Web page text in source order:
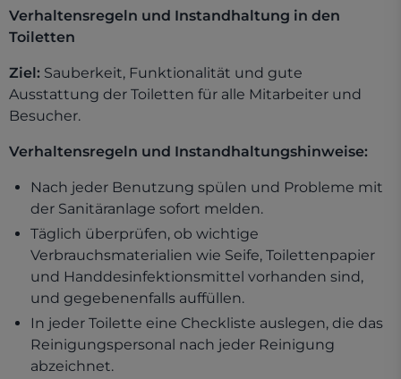
Verhaltensregeln und Instandhaltung in den
Toiletten
Ziel: Sauberkeit, Funktionalität und gute
Ausstattung der Toiletten für alle Mitarbeiter und
Besucher.
Verhaltensregeln und Instandhaltungshinweise:
Nach jeder Benutzung spülen und Probleme mit
der Sanitäranlage sofort melden.
Täglich überprüfen, ob wichtige
Verbrauchsmaterialien wie Seife, Toilettenpapier
und Handdesinfektionsmittel vorhanden sind,
und gegebenenfalls auffüllen.
In jeder Toilette eine Checkliste auslegen, die das
Reinigungspersonal nach jeder Reinigung
abzeichnet.